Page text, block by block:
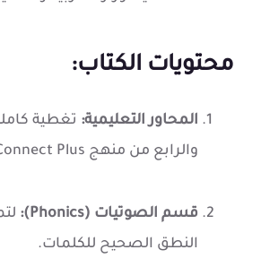
محتويات الكتاب:
المحاور التعليمية: تغطية
والرابع من منهج Connect Plus.
قسم الصوتيات (Phonics):
النطق الصحيح للكلمات.